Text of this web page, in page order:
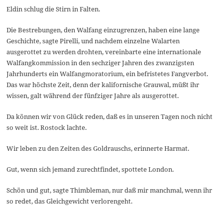
Eldin schlug die Stirn in Falten.
Die Bestrebungen, den Walfang einzugrenzen, haben eine lange
Geschichte, sagte Pirelli, und nachdem einzelne Walarten
ausgerottet zu werden drohten, vereinbarte eine internationale
Walfangkommission in den sechziger Jahren des zwanzigsten
Jahrhunderts ein Walfangmoratorium, ein befristetes Fangverbot.
Das war höchste Zeit, denn der kalifornische Grauwal, müßt ihr
wissen, galt während der fünfziger Jahre als ausgerottet.
Da können wir von Glück reden, daß es in unseren Tagen noch nicht
so weit ist. Rostock lachte.
Wir leben zu den Zeiten des Goldrauschs, erinnerte Harmat.
Gut, wenn sich jemand zurechtfindet, spottete London.
Schön und gut, sagte Thimbleman, nur daß mir manchmal, wenn ihr
so redet, das Gleichgewicht verlorengeht.